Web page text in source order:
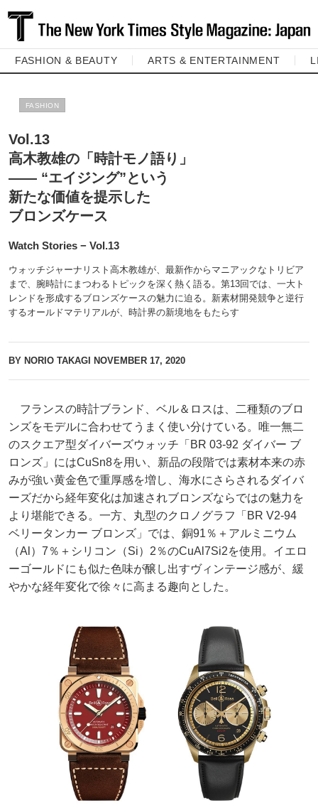
FASHION & BEAUTY ARTS & ENTERTAINMENT
FASHION
Vol.13
高木教雄の「時計モノ語り」
―― “エイジング”という
新たな価値を提示した
ブロンズケース
Watch Stories − Vol.13
ウォッチジャーナリスト高木教雄が、最新作からマニアックなトリビア
まで、腕時計にまつわるトピックを深く熱く語る。第13回では、一大ト
レンドを形成するブロンズケースの魅力に迫る。新素材開発競争と逆行
するオールドマテリアルが、時計界の新境地をもたらす
BY NORIO TAKAGI NOVEMBER 17, 2020
フランスの時計ブランド、ベル＆ロスは、二種類のブロ
ンズをモデルに合わせてうまく使い分けている。唯一無二
のスクエア型ダイバーズウォッチ「BR 03-92 ダイバー ブ
ロンズ」にはCuSn8を用い、新品の段階では素材本来の赤
みが強い黄金色で重厚感を増し、海水にさらされるダイバ
ーズだから経年変化は加速されブロンズならではの魅力を
より堪能できる。一方、丸型のクロノグラフ「BR V2-94
ベリータンカー ブロンズ」では、銅91％＋アルミニウム
（Al）7％＋シリコン（Si）2％のCuAl7Si2を使用。イエロ
ーゴールドにも似た色味が醸し出すヴィンテージ感が、緩
やかな経年変化で徐々に高まる趣向とした。